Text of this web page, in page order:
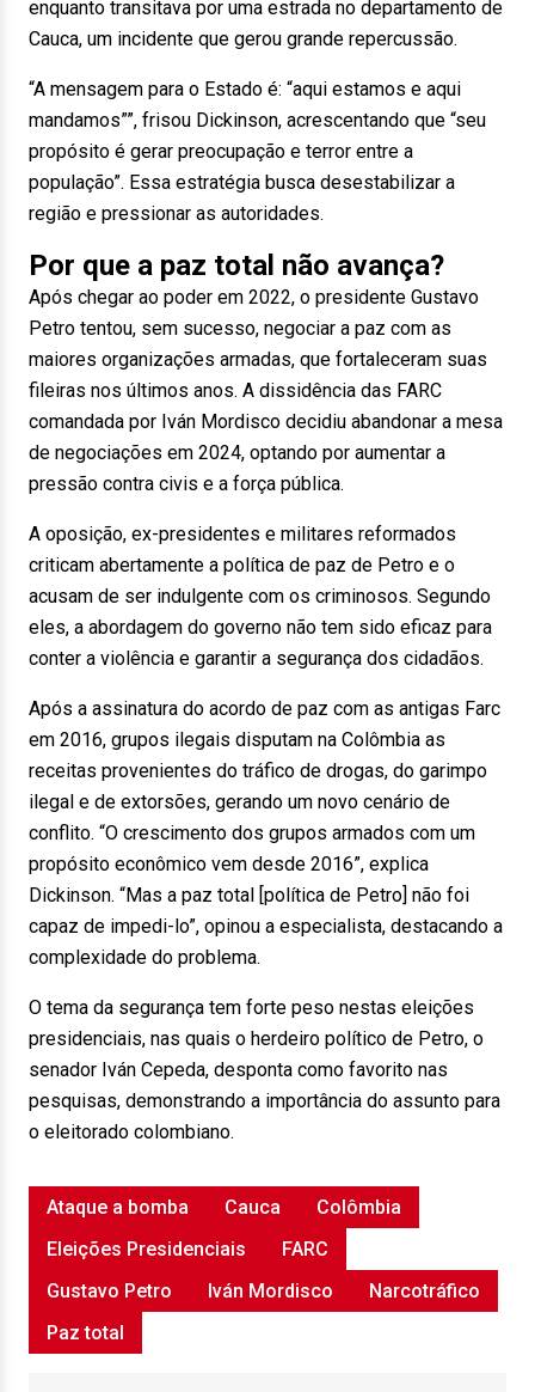
enquanto transitava por uma estrada no departamento de
Cauca, um incidente que gerou grande repercussão.
“A mensagem para o Estado é: “aqui estamos e aqui
mandamos””, frisou Dickinson, acrescentando que “seu
propósito é gerar preocupação e terror entre a
população”. Essa estratégia busca desestabilizar a
região e pressionar as autoridades.
Por que a paz total não avança?
Após chegar ao poder em 2022, o presidente Gustavo
Petro tentou, sem sucesso, negociar a paz com as
maiores organizações armadas, que fortaleceram suas
fileiras nos últimos anos. A dissidência das FARC
comandada por Iván Mordisco decidiu abandonar a mesa
de negociações em 2024, optando por aumentar a
pressão contra civis e a força pública.
A oposição, ex-presidentes e militares reformados
criticam abertamente a política de paz de Petro e o
acusam de ser indulgente com os criminosos. Segundo
eles, a abordagem do governo não tem sido eficaz para
conter a violência e garantir a segurança dos cidadãos.
Após a assinatura do acordo de paz com as antigas Farc
em 2016, grupos ilegais disputam na Colômbia as
receitas provenientes do tráfico de drogas, do garimpo
ilegal e de extorsões, gerando um novo cenário de
conflito. “O crescimento dos grupos armados com um
propósito econômico vem desde 2016”, explica
Dickinson. “Mas a paz total [política de Petro] não foi
capaz de impedi-lo”, opinou a especialista, destacando a
complexidade do problema.
O tema da segurança tem forte peso nestas eleições
presidenciais, nas quais o herdeiro político de Petro, o
senador Iván Cepeda, desponta como favorito nas
pesquisas, demonstrando a importância do assunto para
o eleitorado colombiano.
Ataque a bomba Cauca
Colômbia
Eleições Presidenciais
FARC
Gustavo Petro
Iván Mordisco
Narcotráfico
Paz total